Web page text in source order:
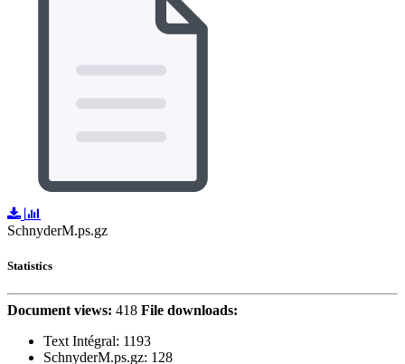
SchnyderM.ps.gz
Statistics
Document views: 418 File downloads:
Text Intégral: 1193
SchnyderM.ps.gz: 128